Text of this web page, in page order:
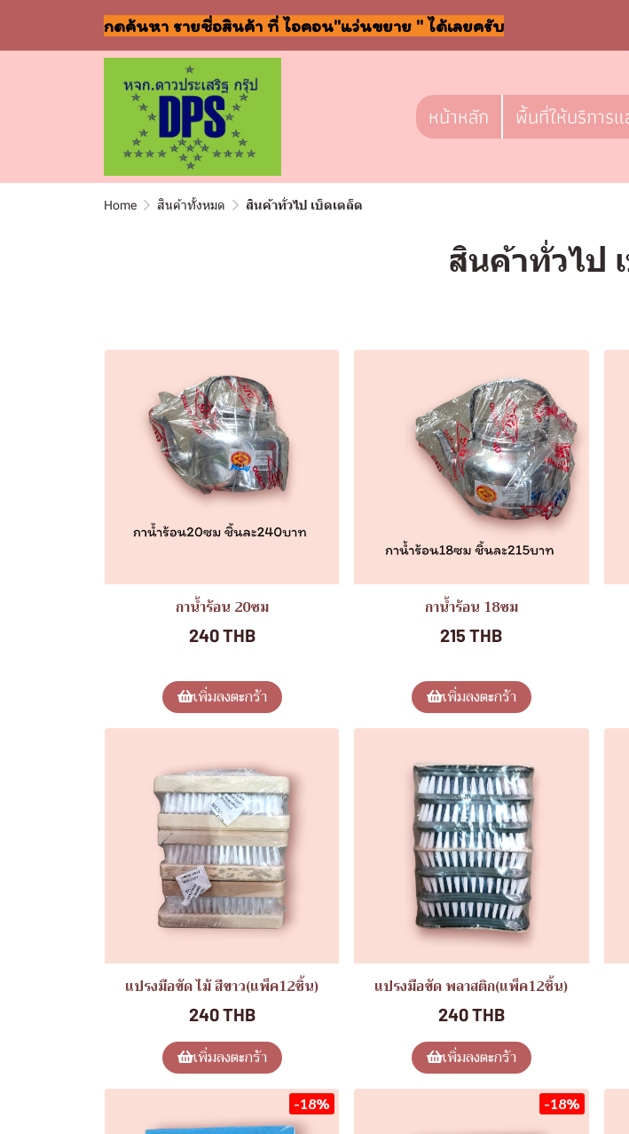
กดค้นหา รายชื่อสินค้า ที่ ไอคอน"แว่นขยาย " ได้เลยครับ
หน้าหลัก พื้นที่ให้บริการ
Home สินค้าทั้งหมด สินค้าทั่วไป เบ็ดเตล็ด
สินค้าทั่วไป
กาน้ำร้อน 20ซม
240 THB
เพิ่มลงตะกร้า
กาน้ำร้อน 18ซม
215 THB
เพิ่มลงตะกร้า
แปรงมือขัด ไม้ สีขาว(แพ็ค12ชิ้น)
240 THB
เพิ่มลงตะกร้า
แปรงมือขัด พลาสติก(แพ็ค12ชิ้น)
240 THB
เพิ่มลงตะกร้า
-18% -18%